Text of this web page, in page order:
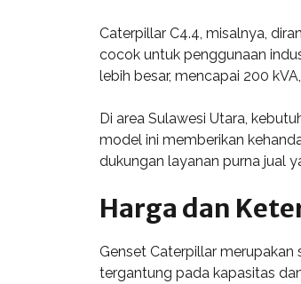
Caterpillar C4.4, misalnya,
cocok untuk penggunaan
lebih besar, mencapai 200
Di area Sulawesi Utara,
model ini memberikan
dukungan layanan purna jual
Harga dan
Genset Caterpillar merupakan
tergantung pada kapasitas